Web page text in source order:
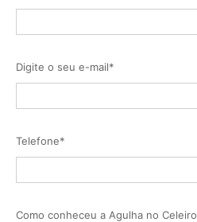
Digite o seu e-mail*
Telefone*
Como conheceu a Agulha no